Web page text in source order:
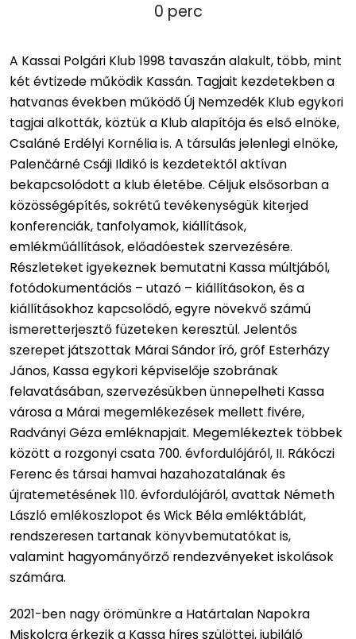
0 perc
A Kassai Polgári Klub 1998 tavaszán alakult, több, mint
két évtizede működik Kassán. Tagjait kezdetekben a
hatvanas években működő Új Nemzedék Klub egykori
tagjai alkották, köztük a Klub alapítója és első elnöke,
Csaláné Erdélyi Kornélia is. A társulás jelenlegi elnöke,
Palenčárné Csáji Ildikó is kezdetektől aktívan
bekapcsolódott a klub életébe. Céljuk elsősorban a
közösségépítés, sokrétű tevékenységük kiterjed
konferenciák, tanfolyamok, kiállítások,
emlékműállítások, előadóestek szervezésére.
Részleteket igyekeznek bemutatni Kassa múltjából,
fotódokumentációs – utazó – kiállításokon, és a
kiállításokhoz kapcsolódó, egyre növekvő számú
ismeretterjesztő füzeteken keresztül. Jelentős
szerepet játszottak Márai Sándor író, gróf Esterházy
János, Kassa egykori képviselője szobrának
felavatásában, szervezésükben ünnepelheti Kassa
városa a Márai megemlékezések mellett fivére,
Radványi Géza emléknapjait. Megemlékeztek többek
között a rozgonyi csata 700. évfordulójáról, II. Rákóczi
Ferenc és társai hamvai hazahozatalának és
újratemetésének 110. évfordulójáról, avattak Németh
László emlékoszlopot és Wick Béla emléktáblát,
rendszeresen tartanak könyvbemutatókat is,
valamint hagyományőrző rendezvényeket iskolások
számára.
2021-ben nagy örömünkre a Határtalan Napokra
Miskolcra érkezik a Kassa híres szülöttei, jubiláló